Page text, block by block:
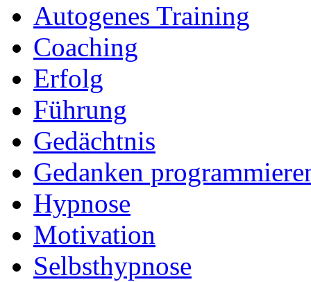
Autogenes Training
Coaching
Erfolg
Führung
Gedächtnis
Gedanken
Hypnose
Motivation
Selbsthypnose